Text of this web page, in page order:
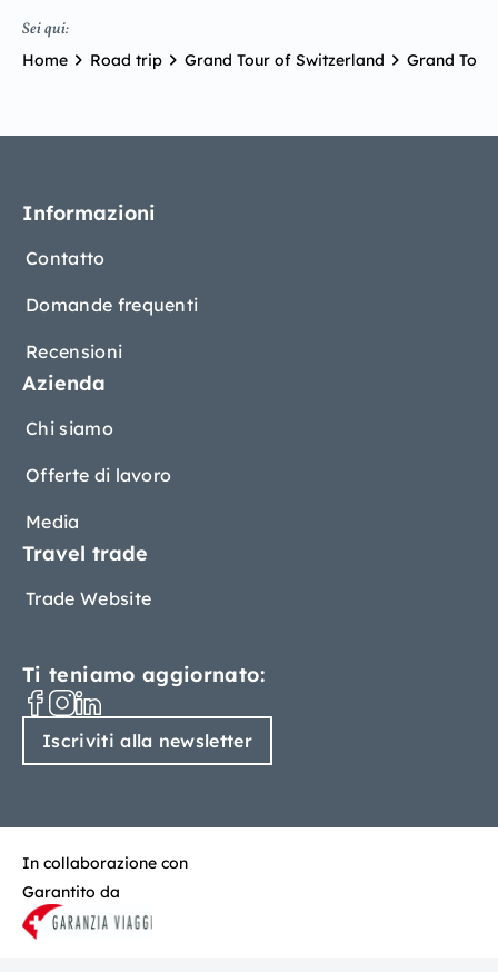
Sei qui:
Home Road trip Grand Tour of Switzerland Grand
Informazioni
Contatto
Domande frequenti
Recensioni
Azienda
Chi siamo
Offerte di lavoro
Media
Travel trade
Trade Website
Ti teniamo aggiornato:
Iscriviti alla newsletter
In collaborazione con
Garantito da